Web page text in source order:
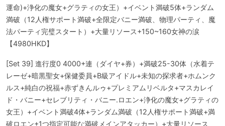
運命)+浄化の魔女+グラティの女王）+イベント満破5体+ランダム
満破（12人権サポート満破+全限定バニー満破、物理パーティ、魔
法パーティ完璧スタート）+大量リソース+150~160女神の涙
【4980HKD】
[Set 39] 進行度0 4000+連（ダイヤ+券）+満破25-30体（水着テ
レーゼ+暗黒聖女+保健委員+B級アイドル+未知の探求者+ホムンク
ルス+純白の祝福+赤ずきんルゥ+プレミアムリベルタ+マスカレイ
ド・バニー+セレブリティ・バニー.ロエン+浄化の魔女+グラティの
女王）+イベント満破4体+ランダム満破（12人権サポート満破+満
破ロエン+1つ指定可能な満破メインアタッカー）+大量リソース